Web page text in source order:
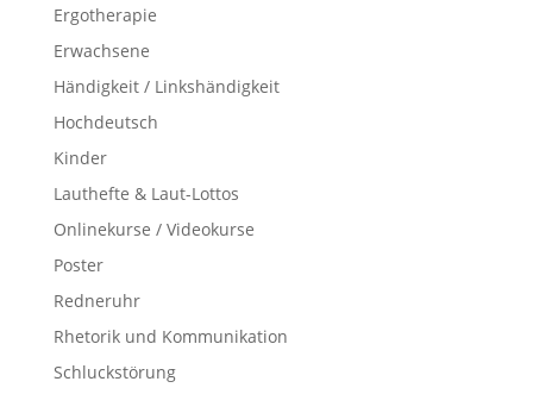
Ergotherapie
Erwachsene
Händigkeit / Linkshändigkeit
Hochdeutsch
Kinder
Lauthefte & Laut-Lottos
Onlinekurse / Videokurse
Poster
Redneruhr
Rhetorik und Kommunikation
Schluckstörung